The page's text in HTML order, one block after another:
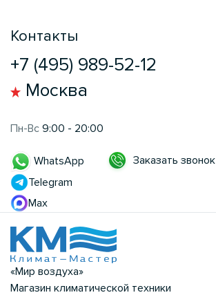
Контакты
+7 (495) 989-52-12
Москва
Пн-Вс 9:00 - 20:00
WhatsApp
Telegram
Max
Заказать звонок
«Мир воздуха»
Магазин климатической техники